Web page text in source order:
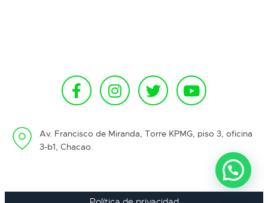
Av. Francisco de Miranda, Torre KPMG, piso 3, oficina
3-b1, Chacao.